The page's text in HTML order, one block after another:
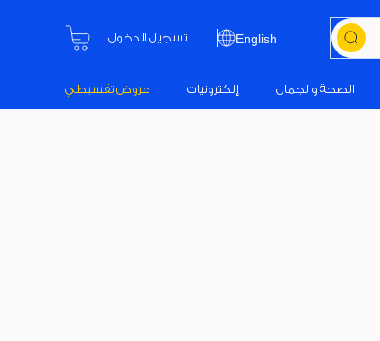
English تسجيل الدخول
الصحة والجمال إلكترونيات عروض تقسيطي